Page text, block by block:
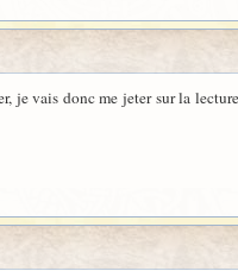
je vais donc me jeter sur la